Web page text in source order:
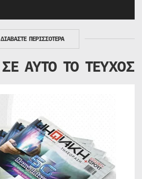
ΔΙΑΒΑΣΤΕ ΠΕΡΙΣΣΟΤΕΡΑ
ΣΕ ΑΥΤΟ ΤΟ ΤΕΥΧΟΣ